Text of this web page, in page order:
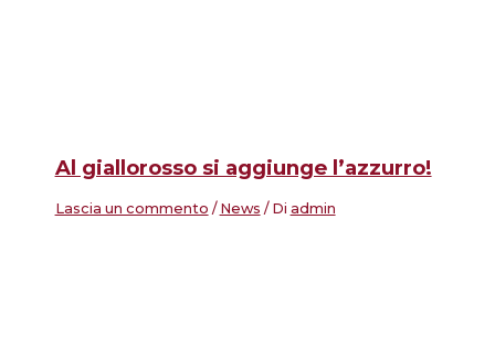
Al giallorosso si aggiunge l’azzurro!
Lascia un commento / News / Di admin